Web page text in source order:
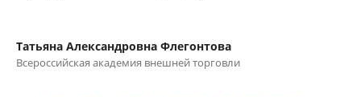
Татьяна Александровна Флегонтова
Всероссийская академия внешней торговли